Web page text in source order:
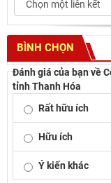
BÌNH CHỌN
Đánh giá của bạn về
tỉnh Thanh Hóa
Rất hữu ích
Hữu ích
Ý kiến khác